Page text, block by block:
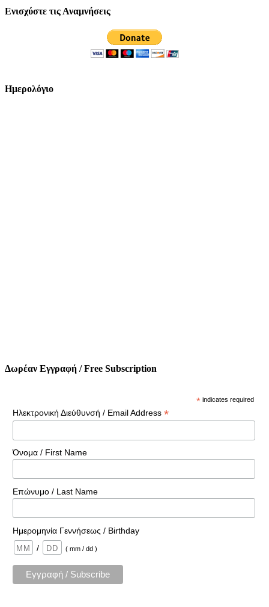
Ενισχύστε τις Αναμνήσεις
Ημερολόγιο
Δωρέαν Εγγραφή / Free Subscription
* indicates required
Ηλεκτρονική Διεύθυνσή / Email Address *
Όνομα / First Name
Επώνυμο / Last Name
Ημερομηνία Γεννήσεως / Birthday
/
( mm / dd )